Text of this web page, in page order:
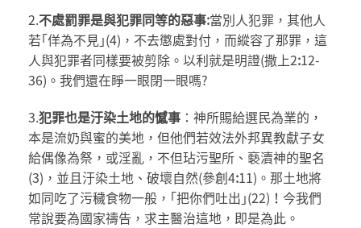
2.不處罰罪是與犯罪同等的惡事:當別人犯罪，其他人
若｢佯為不見｣(4)，不去懲處對付，而縱容了那罪，這
人與犯罪者同樣要被剪除。以利就是明證(撒上2:12-
36)。我們還在睜一眼閉一眼嗎?
3.犯罪也是汙染土地的憾事 ：神所賜給選民為業的，
本是流奶與蜜的美地，但他們若效法外邦異教獻子女
給偶像為祭，或淫亂，不但玷污聖所、褻瀆神的聖名
(3)，並且汙染土地、破壞自然(參創4:11)。那土地將
如同吃了污穢食物一般，｢把你們吐出｣(22)！今我們
常說要為國家禱告，求主醫治這地，即是為此。